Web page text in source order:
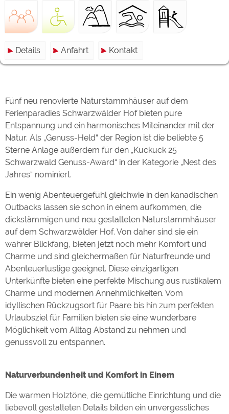
Details Anfahrt Kontakt
Fünf neu renovierte Naturstammhäuser auf dem
Ferienparadies Schwarzwälder Hof bieten pure
Entspannung und ein harmonisches Miteinander mit der
Natur. Als „Genuss-Held“ der Region ist die beliebte 5
Sterne Anlage außerdem für den „Kuckuck 25
Schwarzwald Genuss-Award“ in der Kategorie „Nest des
Jahres“ nominiert.
Ein wenig Abenteuergefühl gleichwie in den kanadischen
Outbacks lassen sie schon in einem aufkommen, die
dickstämmigen und neu gestalteten Naturstammhäuser
auf dem Schwarzwälder Hof. Von daher sind sie ein
wahrer Blickfang, bieten jetzt noch mehr Komfort und
Charme und sind gleichermaßen für Naturfreunde und
Abenteuerlustige geeignet. Diese einzigartigen
Unterkünfte bieten eine perfekte Mischung aus rustikalem
Charme und modernen Annehmlichkeiten. Vom
idyllischen Rückzugsort für Paare bis hin zum perfekten
Urlaubsziel für Familien bieten sie eine wunderbare
Möglichkeit vom Alltag Abstand zu nehmen und
genussvoll zu entspannen.
Naturverbundenheit und Komfort in Einem
Die warmen Holztöne, die gemütliche Einrichtung und die
liebevoll gestalteten Details bilden ein unvergessliches
Die Cookieeinstellungen können jeder Zeit im Footer
über "COOKIES" geändert werden!